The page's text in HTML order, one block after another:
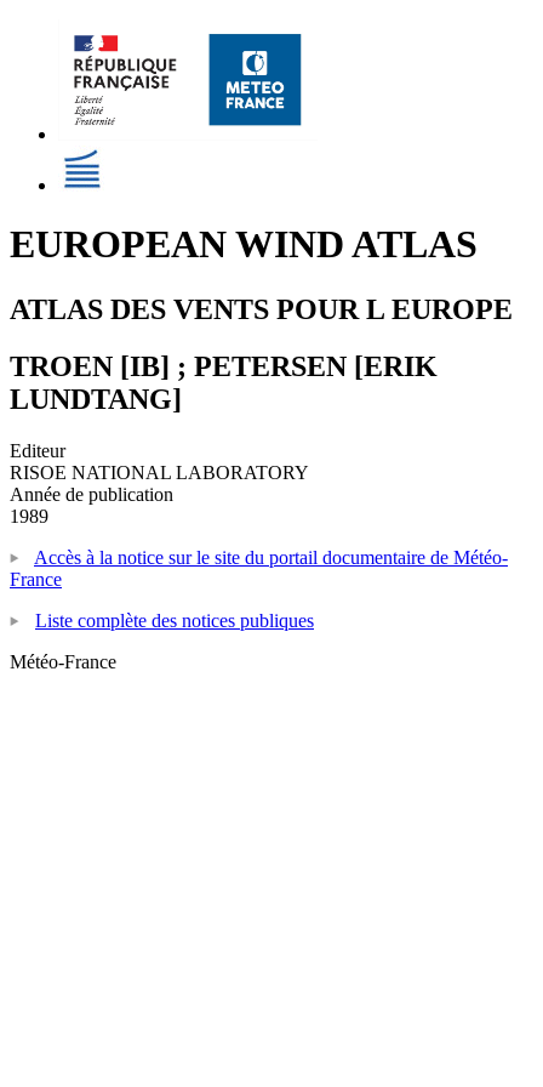
EUROPEAN WIND ATLAS
ATLAS DES VENTS POUR L EUROPE
TROEN [IB] ; PETERSEN [ERIK
LUNDTANG]
Editeur
RISOE NATIONAL LABORATORY
Année de publication
1989
Accès à la notice sur le site du portail documentaire de Météo-
France
Liste complète des notices publiques
Météo-France